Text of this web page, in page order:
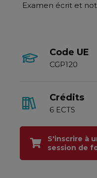
Examen écrit et
Code UE
CGP120
Crédits
6 ECTS
S'inscrire à
session de